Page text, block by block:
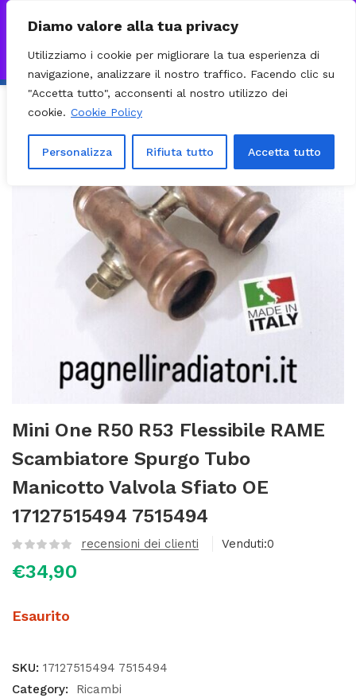
Diamo valore alla tua privacy
Utilizziamo i cookie per migliorare la tua esperienza di
navigazione, analizzare il nostro traffico. Facendo clic su
"Accetta tutto", acconsenti al nostro utilizzo dei
cookie. Cookie Policy
Personalizza Rifiuta tutto Accetta tutto
VISITA IL NOSTRO E-COMMERCE – SPEDIZIONI NAZIONALI E
INVIATE CON CORRIERE DHL EXPRESS - BRT - UPSIgnora
Mini One R50 R53 Flessibile RAME
Scambiatore Spurgo Tubo
Manicotto Valvola Sfiato OE
17127515494 7515494
recensioni dei clienti Venduti:0
€34,90
Esaurito
SKU: 17127515494 7515494
Category:
Ricambi